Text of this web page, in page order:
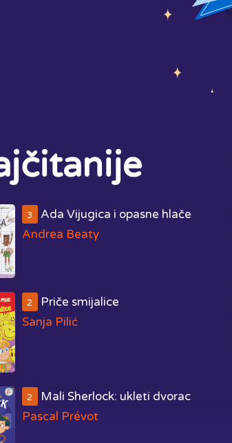
3
Ada Vijugica i opasne hlače
Andrea Beaty
2
Priče smijalice
Sanja Pilić
2
Mali Sherlock: ukleti dvorac
Pascal Prévot